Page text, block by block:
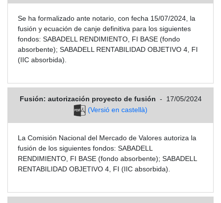
Se ha formalizado ante notario, con fecha 15/07/2024, la
fusión y ecuación de canje definitiva para los siguientes
fondos: SABADELL RENDIMIENTO, FI BASE (fondo
absorbente); SABADELL RENTABILIDAD OBJETIVO 4, FI
(IIC absorbida).
Fusión: autorización proyecto de fusión -
17/05/2024
(Versió en castellà)
La Comisión Nacional del Mercado de Valores autoriza la
fusión de los siguientes fondos: SABADELL
RENDIMIENTO, FI BASE (fondo absorbente); SABADELL
RENTABILIDAD OBJETIVO 4, FI (IIC absorbida).